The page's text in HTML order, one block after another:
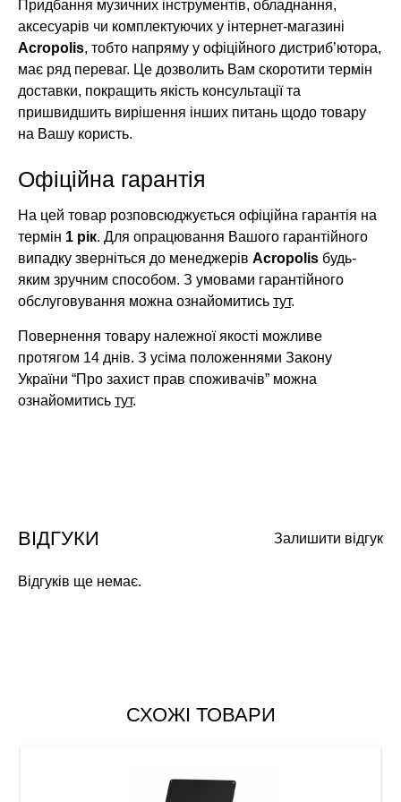
Придбання музичних інструментів, обладнання,
аксесуарів чи комплектуючих у інтернет-магазині
Acropolis, тобто напряму у офіційного дистриб’ютора,
має ряд переваг. Це дозволить Вам скоротити термін
доставки, покращить якість консультації та
пришвидшить вирішення інших питань щодо товару
на Вашу користь.
Офіційна гарантія
На цей товар розповсюджується офіційна гарантія на
термін 1 рік. Для опрацювання Вашого гарантійного
випадку зверніться до менеджерів Acropolis будь-
яким зручним способом. З умовами гарантійного
обслуговування можна ознайомитись тут.
Повернення товару належної якості можливе
протягом 14 днів. З усіма положеннями Закону
України “Про захист прав споживачів” можна
ознайомитись тут.
Залишити відгук
ВІДГУКИ
Відгуків ще немає.
СХОЖІ ТОВАРИ